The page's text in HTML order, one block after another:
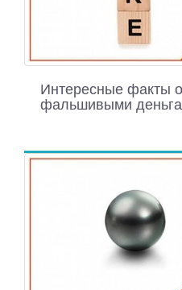
Интересные факты
фальшивыми